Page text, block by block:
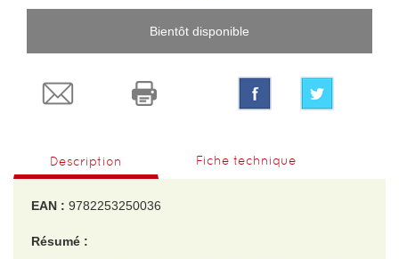
Bientôt disponible
Description Fiche technique
EAN : 9782253250036
Résumé :